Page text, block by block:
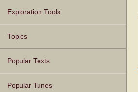
Texts
Tunes
Instances
People
Hymnals
Exploration Tools
Topics
Popular Texts
Popular Tunes